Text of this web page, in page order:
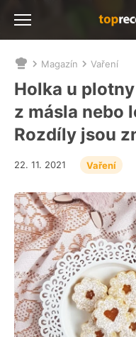
Nacházíte
se
zde:
Magazín Vaření
Holka u
z másla nebo
Rozdíly jsou
22. 11. 2021 Vaření